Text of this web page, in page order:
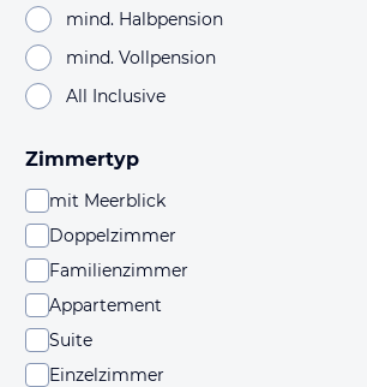
mind. Halbpension
mind. Vollpension
All Inclusive
Zimmertyp
mit Meerblick
Doppelzimmer
Familienzimmer
Appartement
Suite
Einzelzimmer